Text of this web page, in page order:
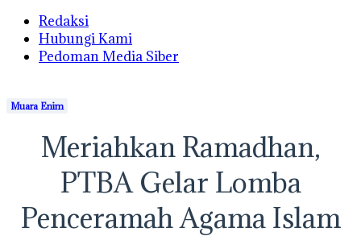
Redaksi
Hubungi Kami
Pedoman Media Siber
Muara Enim
Meriahkan Ramadhan,
PTBA Gelar Lomba
Penceramah Agama Islam